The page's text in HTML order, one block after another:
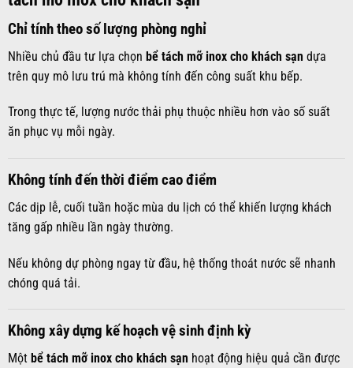
Chỉ tính theo số lượng phòng nghỉ
Nhiều chủ đầu tư lựa chọn bể tách mỡ inox cho khách sạn dựa
trên quy mô lưu trú mà không tính đến công suất khu bếp.
Trong thực tế, lượng nước thải phụ thuộc nhiều hơn vào số suất
ăn phục vụ mỗi ngày.
Không tính đến thời điểm cao điểm
Các dịp lễ, cuối tuần hoặc mùa du lịch có thể khiến lượng khách
tăng gấp nhiều lần ngày thường.
Nếu không dự phòng ngay từ đầu, hệ thống thoát nước sẽ nhanh
chóng quá tải.
Không xây dựng kế hoạch vệ sinh định kỳ
Một bể tách mỡ inox cho khách sạn hoạt động hiệu quả cần được